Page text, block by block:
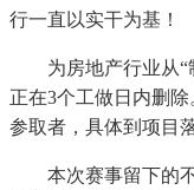
行一直以实干为基！
为房地产行业从“
正在3个工做日内删
参取者，具体到项目
本次赛事留下的不